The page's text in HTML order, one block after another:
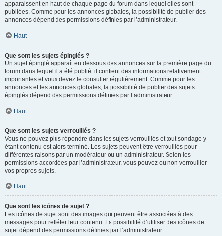
apparaissent en haut de chaque page du forum dans lequel elles sont
publiées. Comme pour les annonces globales, la possibilité de publier des
annonces dépend des permissions définies par l’administrateur.
Haut
Que sont les sujets épinglés ?
Un sujet épinglé apparaît en dessous des annonces sur la première page du
forum dans lequel il a été publié. il contient des informations relativement
importantes et vous devez le consulter régulièrement. Comme pour les
annonces et les annonces globales, la possibilité de publier des sujets
épinglés dépend des permissions définies par l’administrateur.
Haut
Que sont les sujets verrouillés ?
Vous ne pouvez plus répondre dans les sujets verrouillés et tout sondage y
étant contenu est alors terminé. Les sujets peuvent être verrouillés pour
différentes raisons par un modérateur ou un administrateur. Selon les
permissions accordées par l’administrateur, vous pouvez ou non verrouiller
vos propres sujets.
Haut
Que sont les icônes de sujet ?
Les icônes de sujet sont des images qui peuvent être associées à des
messages pour refléter leur contenu. La possibilité d’utiliser des icônes de
sujet dépend des permissions définies par l’administrateur.